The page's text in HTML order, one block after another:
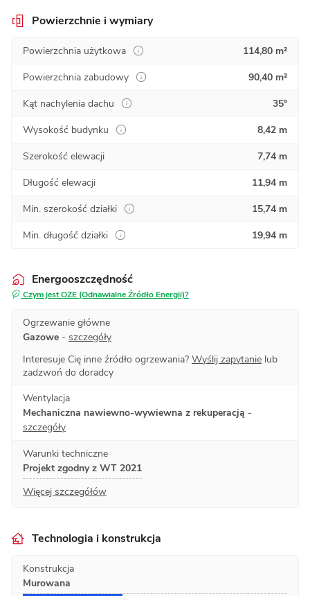
Powierzchnie i wymiary
Powierzchnia użytkowa
114,80 m²
Powierzchnia zabudowy
90,40 m²
Kąt nachylenia dachu
35°
Wysokość budynku
8,42 m
Szerokość elewacji
7,74 m
Długość elewacji
11,94 m
Min. szerokość działki
15,74 m
Min. długość działki
19,94 m
Energooszczędność
Czym jest OZE (Odnawialne Źródło Energii)?
Ogrzewanie główne
Gazowe - szczegóły
Interesuje Cię inne źródło ogrzewania? Wyślij zapytanie lub
zadzwoń do doradcy
Wentylacja
Mechaniczna nawiewno-wywiewna z rekuperacją -
szczegóły
Warunki techniczne
Projekt zgodny z WT 2021
Więcej szczegółów
Technologia i konstrukcja
Konstrukcja
Murowana